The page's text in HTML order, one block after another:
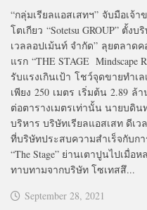
“กลุ่มเรียลแอสเสทฯ” จับมือเจ้
โตเกียว “Sotetsu GROUP” ตั้ง
เวลลอปเม้นท์ จำกัด” ลุยตลาด
แรก “THE STAGE Mindscape
รับแรงเกินเป้า โชว์จุดขายทำเ
เพียง 250 เมตร เริ่มต้น 2.89
ต่อตารางเมตรเท่านั้น นายบดิน
บริหาร บริษัทเรียลแอสเสท ดีเว
ที่บริษัทประสบความสำเร็จกับก
“The Stage” ย่านเตาปูนไปเมื่
ทาบทามจากบริษัท โซเทสสึ...
September 28, 2021